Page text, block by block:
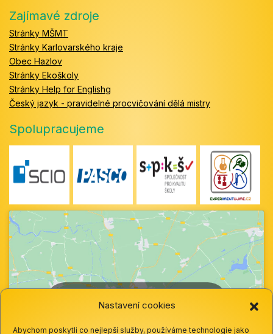
Nastavení cookies
Abychom poskytli co nejlepší služby, používáme technologie jako
Zajímavé zdroje
Stránky MŠMT
Stránky Karlovarského kraje
Obec Hazlov
Stránky Ekoškoly
Stránky Help for Englishg
Český jazyk - pravidelné procvičování dělá mistry
Spolupracujeme
cookie a povolte tento obsah